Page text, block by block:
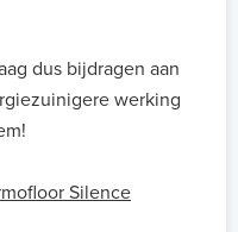
dus bijdragen aan
werking
Silence